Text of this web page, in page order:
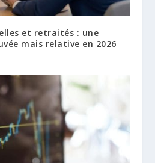
et retraités : une
mais relative en 2026